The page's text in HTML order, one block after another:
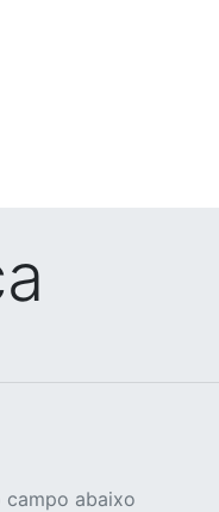
campo abaixo